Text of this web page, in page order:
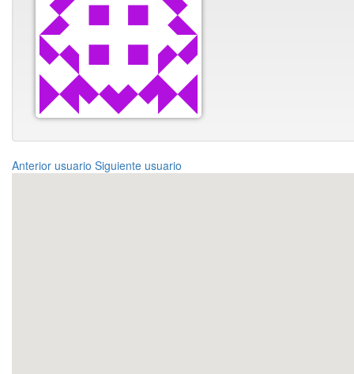
Anterior usuario Siguiente usuario